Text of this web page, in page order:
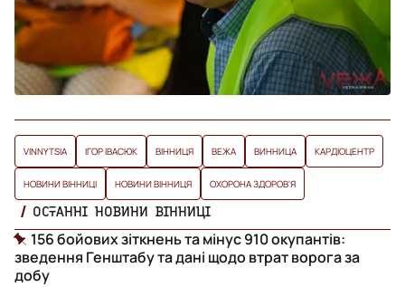
VINNYTSIA ІГОР ІВАСЮК ВІННИЦЯ ВЕЖА ВИННИЦА КАРДІОЦЕНТР
НОВИНИ ВІННИЦІ НОВИНИ ВІННИЦЯ ОХОРОНА ЗДОРОВ'Я
ОСТАННІ НОВИНИ ВІННИЦІ
156 бойових зіткнень та мінус 910 окупантів:
зведення Генштабу та дані щодо втрат ворога за
добу